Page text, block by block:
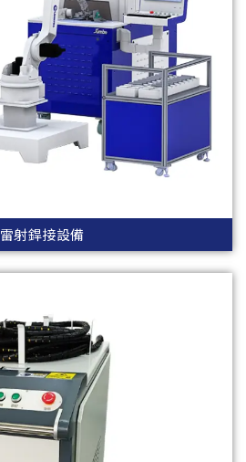
雷射銲接設備